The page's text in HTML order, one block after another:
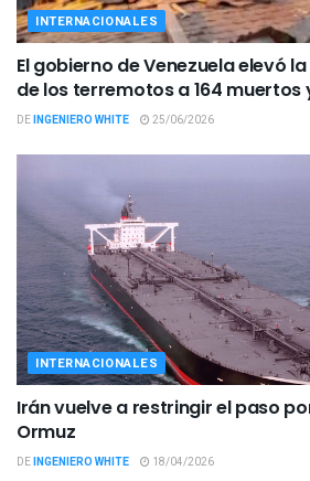
INTERNACIONALES
El gobierno de Venezuela elevó
de los terremotos a 164 muertos
DEINGENIERO WHITE 25/06/2026
INTERNACIONALES
Irán vuelve a restringir el paso
Ormuz
DEINGENIERO WHITE 18/04/2026